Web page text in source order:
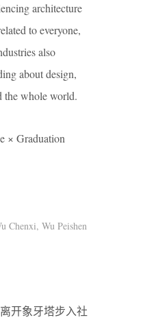
architecture
to everyone,
also
about design,
the whole world.
× Graduation
Wu Peishen
开象牙塔步入社